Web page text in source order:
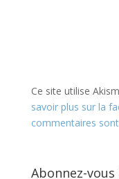
Ce site utilise
savoir plus sur la
commentaires
Abonnez-